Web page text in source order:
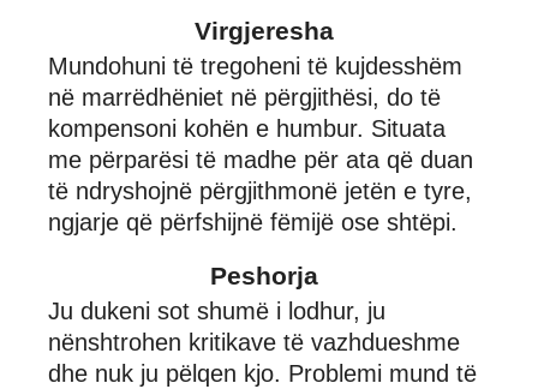
Virgjeresha
Mundohuni të tregoheni të kujdesshëm
në marrëdhëniet në përgjithësi, do të
kompensoni kohën e humbur. Situata
me përparësi të madhe për ata që duan
të ndryshojnë përgjithmonë jetën e tyre,
ngjarje që përfshijnë fëmijë ose shtëpi.
Peshorja
Ju dukeni sot shumë i lodhur, ju
nënshtrohen kritikave të vazhdueshme
dhe nuk ju pëlqen kjo. Problemi mund të